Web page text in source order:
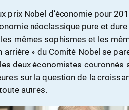
prix Nobel d’économie pour
néoclassique pure et
mêmes sophismes et les
arrière » du Comité Nobel se
deux économistes couronnés
sur la question de la
autres.